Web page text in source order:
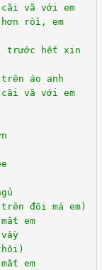
cãi vã với em
rồi, em
trước hết xin
áo anh
cãi vã với em
đôi má em)
em
em